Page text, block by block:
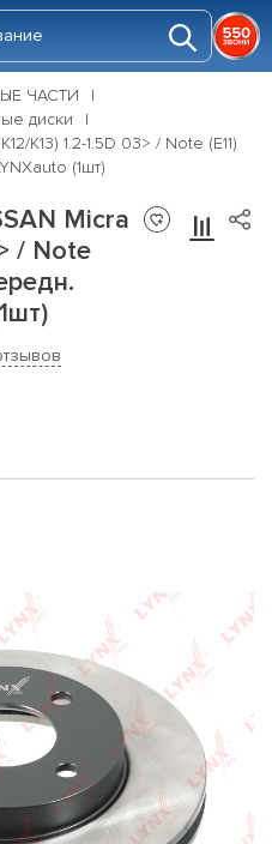
ЧАСТИ
диски
K13) 1.2-1.5D 03> / Note (E11)
(1шт)
Micra
/ Note